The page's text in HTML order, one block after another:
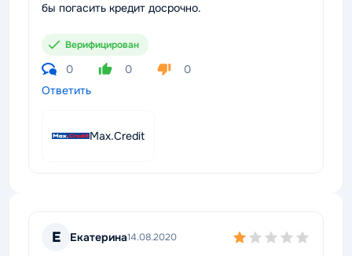
бы погасить кредит досрочно.
Верифицирован
0 0
0
Ответить
Max.Credit
Е Екатерина14.08.2020